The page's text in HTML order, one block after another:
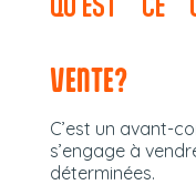
VENTE?
C’est un avant-
s’engage à
déterminées.